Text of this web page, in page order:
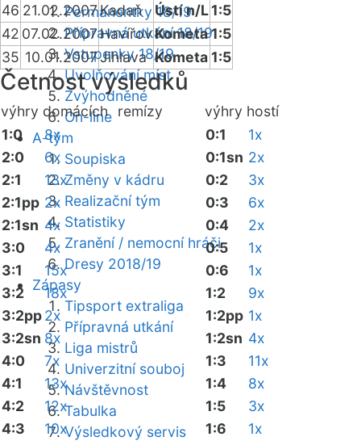
Permanentky 18/19
Přípravná utkání 18/19
Vstupenky 18/19
Uvolňování míst
Zvýhodněné
On-line
A-tým
Soupiska
Změny v kádru
Realizační tým
Statistiky
Zranění / nemocní hráči
Dresy 2018/19
Zápasy
Tipsport extraliga
Přípravná utkání
Liga mistrů
Univerzitní souboj
Návštěvnost
Tabulka
Výsledkový servis
46 21.02.2007Kadaň Ústí n/L1:5
42 07.02.2007HavířovKometa1:5
35 10.01.2007Jihlava Kometa 1:5
Četnost výsledků
výhry domácích remízy výhry hostí
1:0
8x
2:0
6x
2:1
13x
2:1pp 2x
2:1sn 4x
3:0
4x
3:1
15x
3:2
18x
3:2pp2x
3:2sn 8x
4:0
7x
4:1
13x
4:2
12x
4:3
10x
0:1
1x
0:1sn 2x
0:2
3x
0:3
6x
0:4
2x
0:5
1x
0:6
1x
1:2
9x
1:2pp 1x
1:2sn 4x
1:3
11x
1:4
8x
1:5
3x
1:6
1x